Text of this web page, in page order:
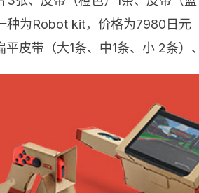
种为Robot kit，价格为7980日元
平皮带（大1条、中1条、小 2条